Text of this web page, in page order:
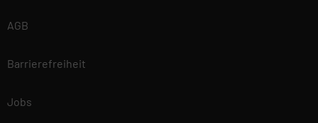
AGB
Barrierefreiheit
Jobs